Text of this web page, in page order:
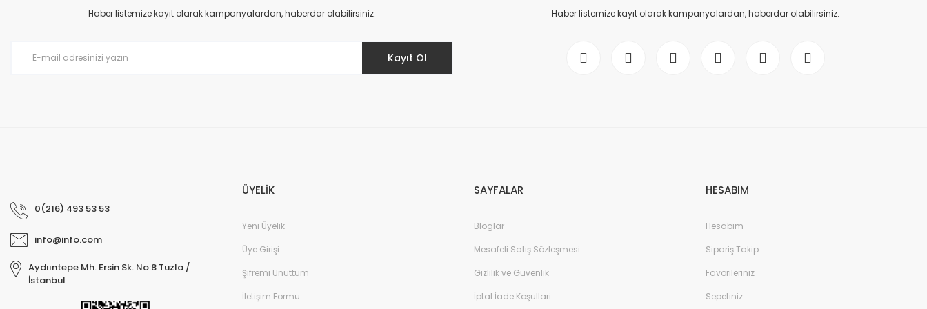
Ürün açıklamasında eksik bilgiler bulunuyor.
Haber listemize kayıt olarak kampanyalardan, haberdar olabilirsiniz.
Kayıt Ol
Haber listemize kayıt olarak kampanyalardan, haberdar olabilirsiniz.
0(216) 493 53 53
info@info.com
Aydııntepe Mh. Ersin Sk. No:8 Tuzla /
İstanbul
ÜYELİK
Yeni Üyelik
Üye Girişi
Şifremi Unuttum
İletişim Formu
SAYFALAR
Bloglar
Mesafeli Satış Sözleşmesi
Gizlilik ve Güvenlik
İptal İade Koşullari
HESABIM
Hesabım
Sipariş Takip
Favorileriniz
Sepetiniz